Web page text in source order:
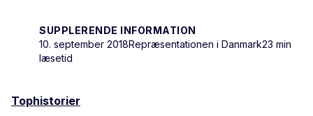
SUPPLERENDE INFORMATION
10. september 2018Repræsentationen i Danmark23 min
læsetid
Tophistorier